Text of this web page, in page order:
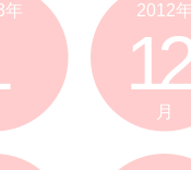
年 2012
12
月